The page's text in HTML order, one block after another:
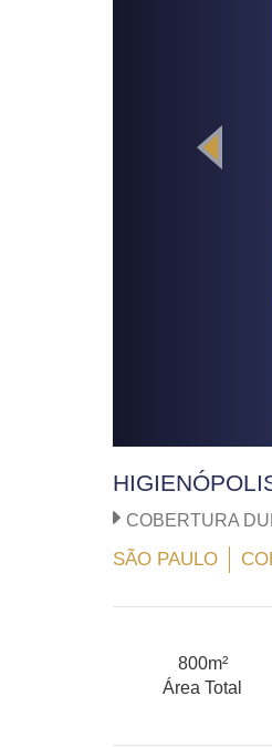
COBERTURA
SÃO PAULO
800m²
Área Total